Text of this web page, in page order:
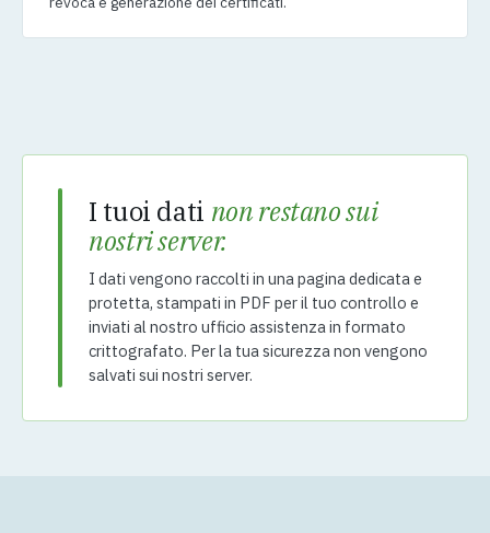
I tuoi dati non restano sui
nostri server.
I dati vengono raccolti in una pagina dedicata e
protetta, stampati in PDF per il tuo controllo e
inviati al nostro ufficio assistenza in formato
crittografato. Per la tua sicurezza non vengono
salvati sui nostri server.